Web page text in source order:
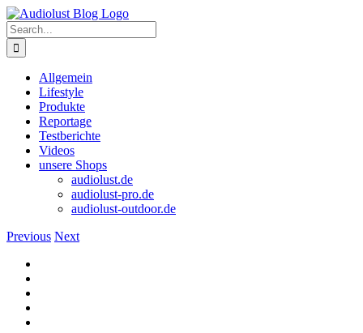
Skip
to
content
Search
for:
Allgemein
Lifestyle
Produkte
Reportage
Testberichte
Videos
unsere Shops
audiolust.de
audiolust-pro.de
audiolust-outdoor.de
Previous Next